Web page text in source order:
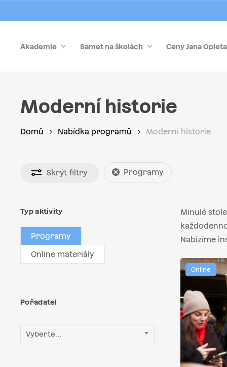
to
contentAkademie Samet na školách Ceny Jana
Moderní historie
Domů Nabídka programů Moderní historie
Skrýt filtry Programy
Typ aktivity
Programy
Online materiály
Pořadatel
Vyberte...
Minulé
Nabízíme
Online